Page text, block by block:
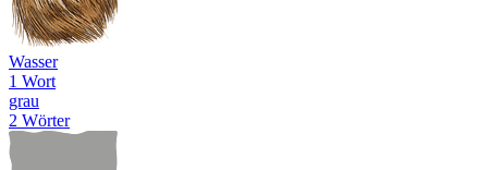
Wasser
1 Wort
grau
2 Wörter